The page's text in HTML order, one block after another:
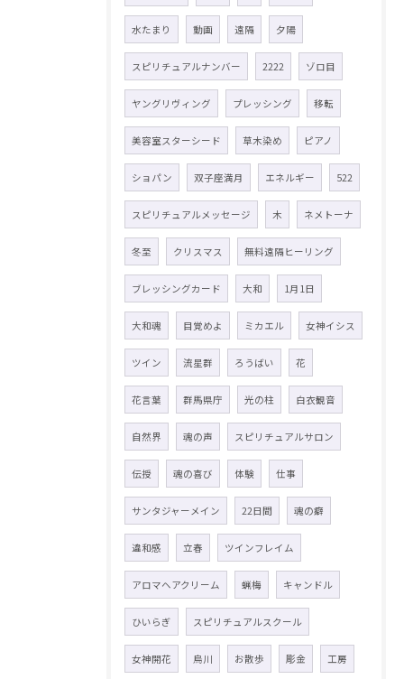
水たまり 動画 遠隔 夕陽
スピリチュアルナンバー 2222 ゾロ目
ヤングリヴィング プレッシング 移転
美容室スターシード 草木染め ピアノ
ショパン 双子座満月 エネルギー 522
スピリチュアルメッセージ 木 ネメトーナ
冬至 クリスマス 無料遠隔ヒーリング
ブレッシングカード 大和 1月1日
大和魂 目覚めよ ミカエル 女神イシス
ツイン 流星群 ろうばい 花
花言葉 群馬県庁 光の柱 白衣観音
自然界 魂の声 スピリチュアルサロン
伝授 魂の喜び 体験 仕事
サンタジャーメイン 22日間 魂の癖
違和感 立春 ツインフレイム
アロマヘアクリーム 蝋梅 キャンドル
ひいらぎ スピリチュアルスクール
女神開花 烏川 お散歩 彫金 工房